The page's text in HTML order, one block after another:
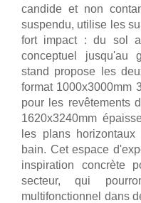
candide et non
suspendu, utilise les
fort impact : du sol
conceptuel jusqu'au
stand propose les
format 1000x3000mm
pour les revêtements
1620x3240mm
les plans
bain. Cet espace
inspiration concrète
secteur, qui
multifonctionnel dans